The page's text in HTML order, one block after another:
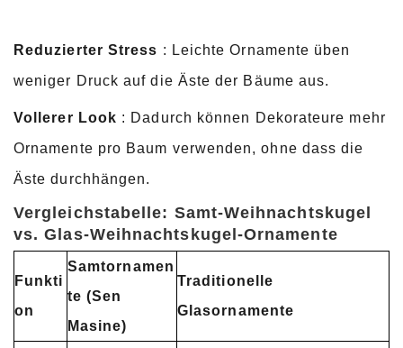
Reduzierter Stress : Leichte Ornamente üben
weniger Druck auf die Äste der Bäume aus.
Vollerer Look : Dadurch können Dekorateure mehr
Ornamente pro Baum verwenden, ohne dass die
Äste durchhängen.
Vergleichstabelle: Samt-Weihnachtskugel
vs. Glas-Weihnachtskugel-Ornamente
Funkti
on
Samtornamen
te (Sen
Masine)
Traditionelle
Glasornamente